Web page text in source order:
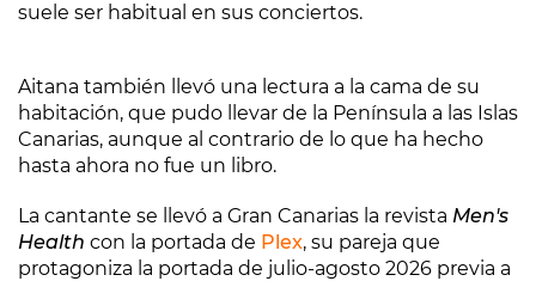
suele ser habitual en sus conciertos.
Aitana también llevó una lectura a la cama de su
habitación, que pudo llevar de la Península a las Islas
Canarias, aunque al contrario de lo que ha hecho
hasta ahora no fue un libro.
La cantante se llevó a Gran Canarias la revista Men's
Health con la portada de Plex, su pareja que
protagoniza la portada de julio-agosto 2026 previa a